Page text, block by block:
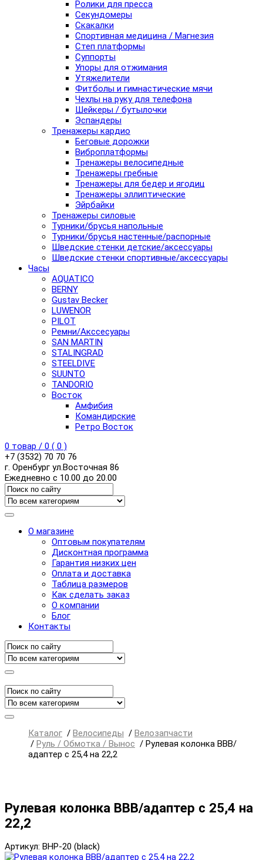
Ролики для пресса
Секундомеры
Скакалки
Спортивная медицина / Магнезия
Степ платформы
Суппорты
Упоры для отжимания
Утяжелители
Фитболы и гимнастические мячи
Чехлы на руку для телефона
Шейкеры / бутылочки
Эспандеры
Тренажеры кардио
Беговые дорожки
Виброплатформы
Тренажеры велосипедные
Тренажеры гребные
Тренажеры для бедер и ягодиц
Тренажеры эллиптические
Эйрбайки
Тренажеры силовые
Турники/брусья напольные
Турники/брусья настенные/распорные
Шведские стенки детские/аксессуары
Шведские стенки спортивные/аксессуары
Часы
AQUATICO
BERNY
Gustav Becker
LUWENOR
PILOT
Pемни/Акссесуары
SAN MARTIN
STALINGRAD
STEELDIVE
SUUNTO
TANDORIO
Восток
Амфибия
Командирские
Ретро Восток
0 товар / 0 ( 0 )
+7 (3532) 70 70 76
г. Оренбург ул.Восточная 86
Ежедневно с 10.00 до 20.00
О магазине
Оптовым покупателям
Дисконтная программа
Гарантия низких цен
Оплата и доставка
Таблица размеров
Как сделать заказ
О компании
Блог
Контакты
Каталог / Велосипеды / Велозапчасти
/ Руль / Обмотка / Вынос / Рулевая колонка BBB/
адаптер с 25,4 на 22,2
Рулевая колонка BBB/адаптер с 25,4 на
22,2
Артикул: BHP-20 (black)